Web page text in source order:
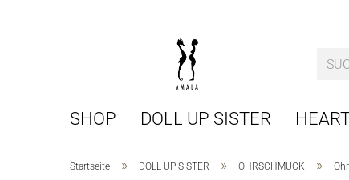
SHOP DOLL UP SISTER
Startseite » DOLL UP SISTER » OHRSCHMUCK »